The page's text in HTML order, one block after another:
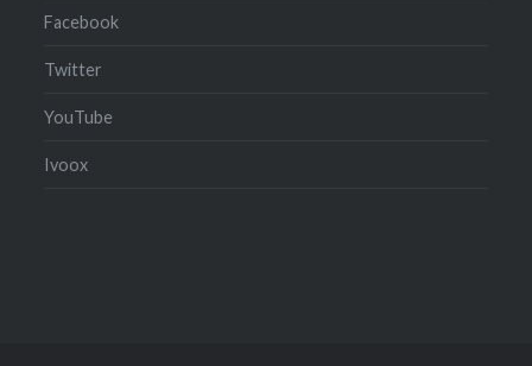
Facebook
Twitter
YouTube
Ivoox